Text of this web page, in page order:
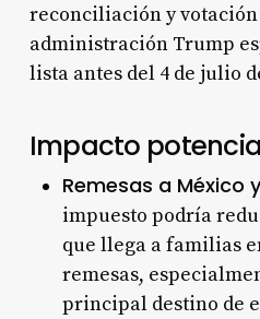
reconciliación y
administración Trump
lista antes del 4 de julio
Impacto
Remesas a México
impuesto podría
que llega a familias
remesas,
principal destino de